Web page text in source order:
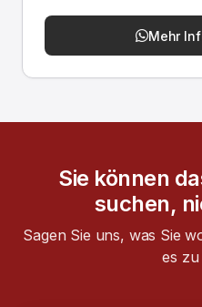
Mehr
Sie können
suchen,
Sagen Sie uns, was Sie
es